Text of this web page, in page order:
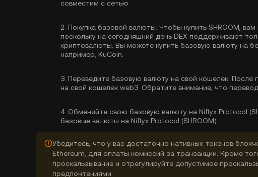
совместим с сетью.
2. Покупка базовой валюты: Чтобы купить SHROOM,
поскольку на сегодняшний день DEX поддерживают
криптовалюты. Вы можете купить базовую валюту на
например, KuCoin.
3. Переведите базовую валюту на свой кошелек: После
на свой кошелек web3. Обратите внимание, что
4. Обменяйте свою базовую валюту на Niftyx Protocol
базовые валюты на Niftyx Protocol (SHROOM).
Убедитесь, что у вас достаточно нативных токенов
Ethereum, для оплаты комиссий за транзакции. Кроме
проскальзывание и отрегулируйте допустимое
предпочтениями.